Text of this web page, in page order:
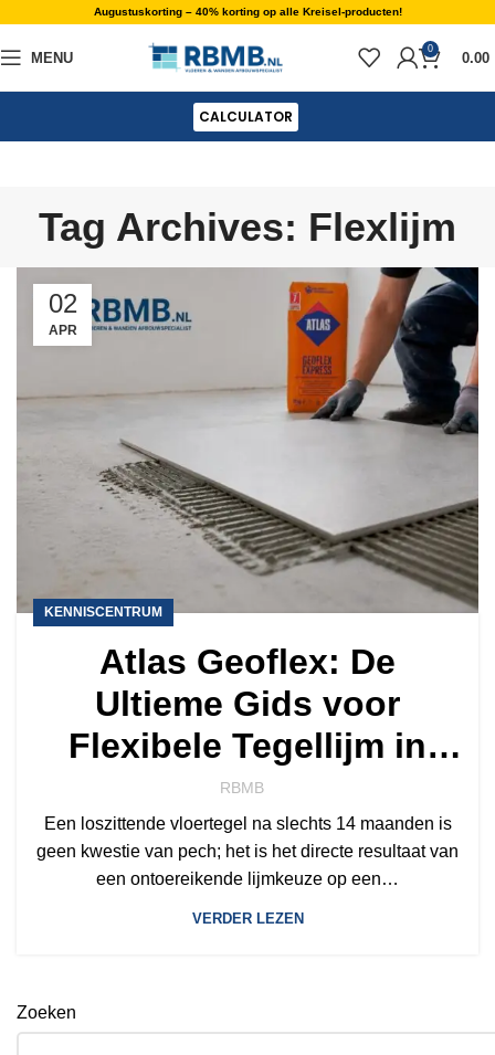
Augustuskorting – 40% korting op alle Kreisel-producten!
MENU
0
0.00
CALCULATOR
Tag Archives: Flexlijm
02
APR
KENNISCENTRUM
Atlas Geoflex: De
Ultieme Gids voor
Flexibele Tegellijm in
2026
RBMB
Een loszittende vloertegel na slechts 14 maanden is
geen kwestie van pech; het is het directe resultaat van
een ontoereikende lijmkeuze op een…
VERDER LEZEN
Zoeken